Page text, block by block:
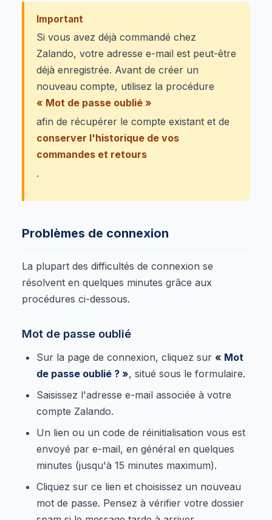
Important
Si vous avez déjà commandé chez
Zalando, votre adresse e-mail est peut-être
déjà enregistrée. Avant de créer un
nouveau compte, utilisez la procédure
« Mot de passe oublié »
afin de récupérer le compte existant et de
conserver l'historique de vos
commandes et retours
.
Problèmes de connexion
La plupart des difficultés de connexion se
résolvent en quelques minutes grâce aux
procédures ci-dessous.
Mot de passe oublié
Sur la page de connexion, cliquez sur « Mot
de passe oublié ? », situé sous le formulaire.
Saisissez l'adresse e-mail associée à votre
compte Zalando.
Un lien ou un code de réinitialisation vous est
envoyé par e-mail, en général en quelques
minutes (jusqu'à 15 minutes maximum).
Cliquez sur ce lien et choisissez un nouveau
mot de passe. Pensez à vérifier votre dossier